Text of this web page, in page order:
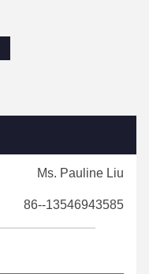
Ms. Pauline Liu
86--13546943585